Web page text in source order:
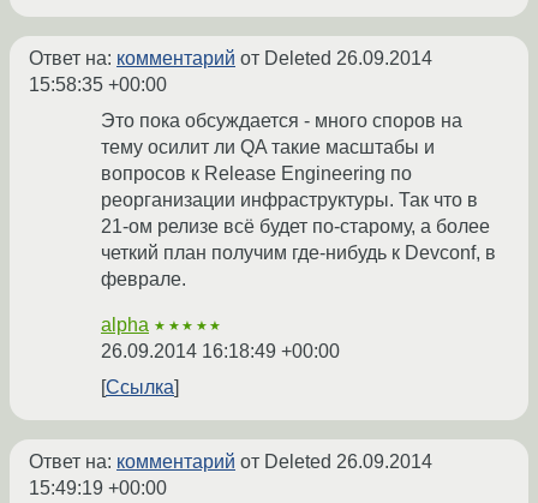
Ответ на: комментарий от Deleted 26.09.2014
15:58:35 +00:00
Это пока обсуждается - много споров на
тему осилит ли QA такие масштабы и
вопросов к Release Engineering по
реорганизации инфраструктуры. Так что в
21-ом релизе всё будет по-старому, а более
четкий план получим где-нибудь к Devconf, в
феврале.
alpha ★★★★★
26.09.2014 16:18:49 +00:00
Ссылка
Ответ на: комментарий от Deleted 26.09.2014
15:49:19 +00:00